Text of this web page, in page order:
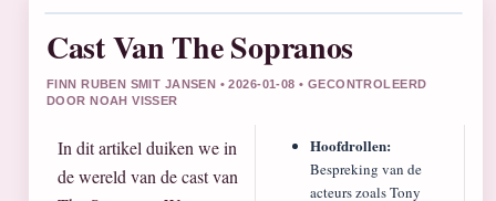
Cast Van The Sopranos
FINN RUBEN SMIT JANSEN • 2026-01-08 • GECONTROLEERD
DOOR NOAH VISSER
In dit artikel duiken we in
de wereld van de cast van
Hoofdrollen:
Bespreking van de
acteurs zoals Tony